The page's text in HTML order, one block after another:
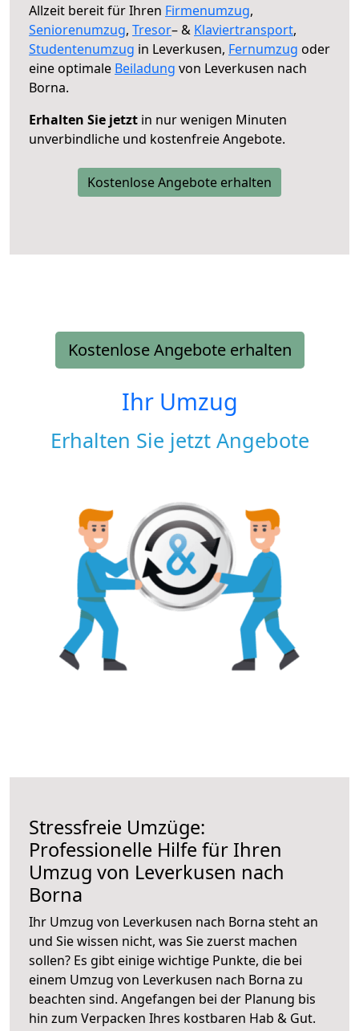
Allzeit bereit für Ihren Firmenumzug,
Seniorenumzug, Tresor– & Klaviertransport,
Studentenumzug in Leverkusen, Fernumzug oder
eine optimale Beiladung von Leverkusen nach
Borna.
Erhalten Sie jetzt in nur wenigen Minuten
unverbindliche und kostenfreie Angebote.
Kostenlose Angebote erhalten
Kostenlose Angebote erhalten
Ihr Umzug
Erhalten Sie jetzt Angebote
Stressfreie Umzüge:
Professionelle Hilfe für Ihren
Umzug von Leverkusen nach
Borna
Ihr Umzug von Leverkusen nach Borna steht an
und Sie wissen nicht, was Sie zuerst machen
sollen? Es gibt einige wichtige Punkte, die bei
einem Umzug von Leverkusen nach Borna zu
beachten sind. Angefangen bei der Planung bis
hin zum Verpacken Ihres kostbaren Hab & Gut.